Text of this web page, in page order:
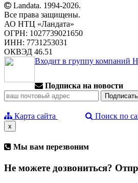
Landata. 1994-2026.
Все права защищены.
АО НТЦ «Ландата»
ОГРН: 1027739021650
ИНН: 7731253031
ОКВЭД 46.51
Входит в группу компаний
Подписка на новости
Карта сайта Поиск по
x
Мы вам перезвоним
Не можете дозвониться?